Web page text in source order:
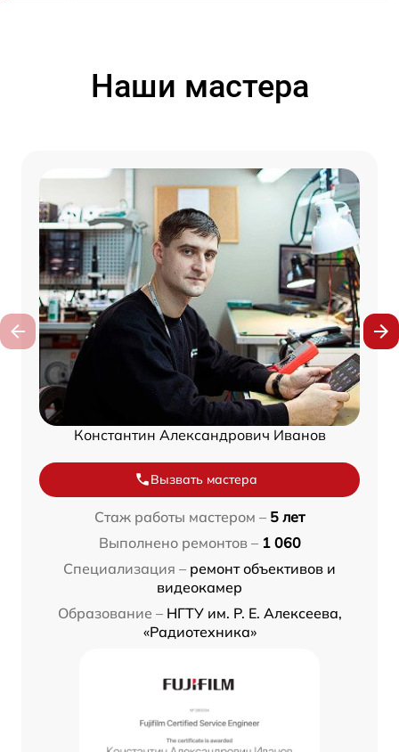
Наши мастера
Константин Александрович Иванов
Вызвать мастера
Стаж работы мастером – 5 лет
Выполнено ремонтов – 1 060
Специализация – ремонт объективов и
видеокамер
Образование – НГТУ им. Р. Е. Алексеева,
«Радиотехника»